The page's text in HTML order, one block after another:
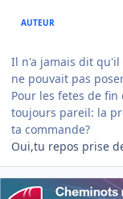
AUTEUR
Il n'a jamais dit qu'il
ne pouvait pas
Pour les fetes de fin
toujours pareil: la
ta commande?
Oui,tu repos prise